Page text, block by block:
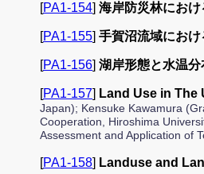
[PA1-154] 海岸防災林にお
[PA1-155] 手賀沼流域にお
[PA1-156] 湖岸形態と水温
[PA1-157] Land Use in The
Japan); Kensuke Kawamura
Cooperation, Hiroshima
Assessment and Application of
[PA1-158] Landuse and